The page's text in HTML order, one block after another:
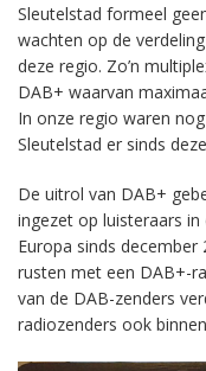
Sleutelstad formeel
wachten op de
deze regio. Zo’n
DAB+ waarvan
In onze regio waren
Sleutelstad er sinds
De uitrol van DAB+
ingezet op luisteraars
Europa sinds december
rusten met een DAB+-
van de DAB-zenders
radiozenders ook